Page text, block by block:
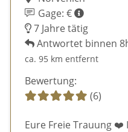
Gage: €
7 Jahre tätig
Antwortet binnen
ca. 95 km entfernt
Bewertung:
(6)
Eure Freie Trauung ❤️